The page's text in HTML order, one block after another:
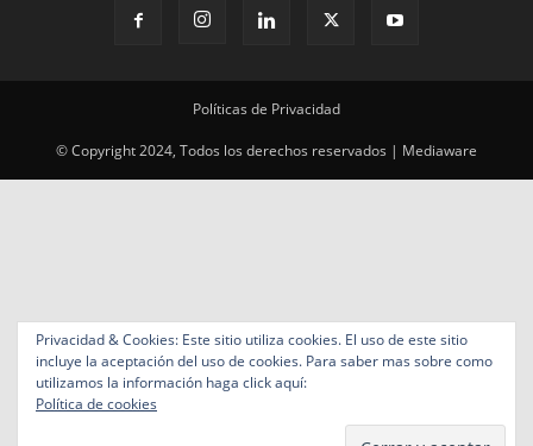
Políticas de Privacidad
© Copyright 2024, Todos los derechos reservados | Mediaware
Privacidad & Cookies: Este sitio utiliza cookies. El uso de este sitio
incluye la aceptación del uso de cookies. Para saber mas sobre como
utilizamos la información haga click aquí:
Política de cookies